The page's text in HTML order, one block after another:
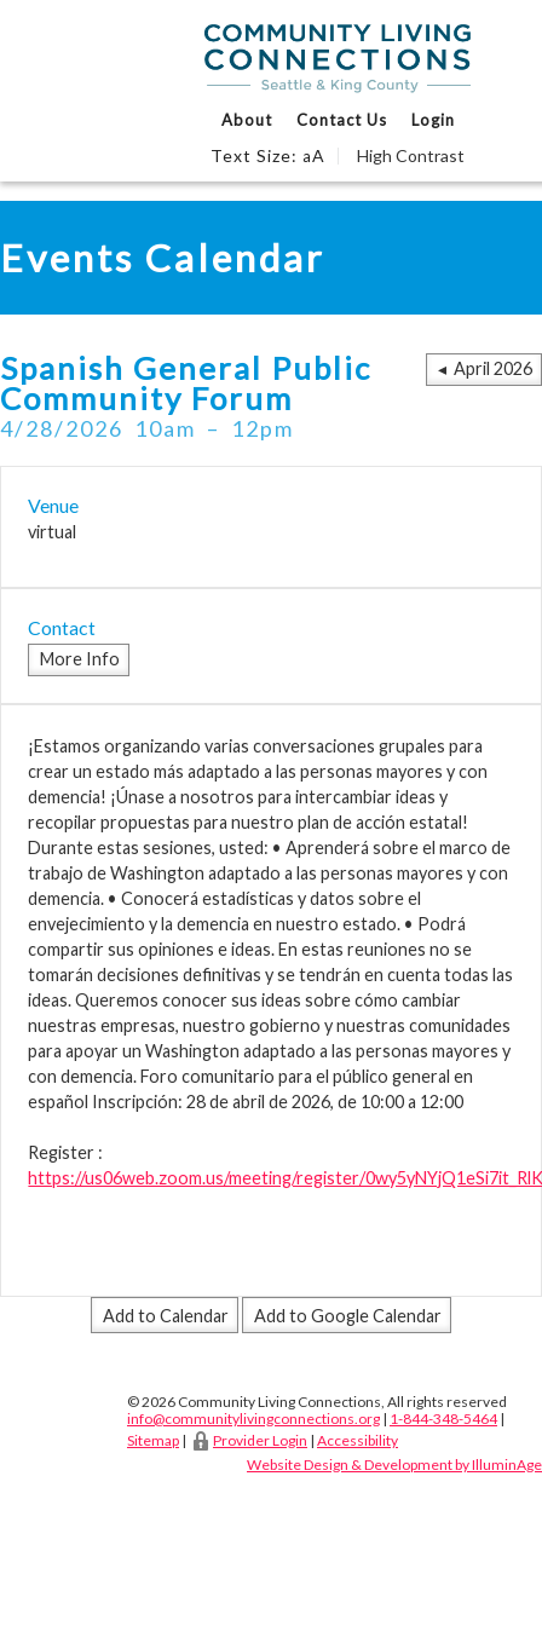
Skip
to
Accessibility
tools
About Contact Us Login
Text Size: aA High Contrast
Events Calendar
◂ April 2026
Spanish General Public
Community Forum
4/28/2026 10am 12pm
Venue
virtual
Contact
More Info
¡Estamos organizando varias conversaciones grupales para
crear un estado más adaptado a las personas mayores y con
demencia! ¡Únase a nosotros para intercambiar ideas y
recopilar propuestas para nuestro plan de acción estatal!
Durante estas sesiones, usted: • Aprenderá sobre el marco de
trabajo de Washington adaptado a las personas mayores y con
demencia. • Conocerá estadísticas y datos sobre el
envejecimiento y la demencia en nuestro estado. • Podrá
compartir sus opiniones e ideas. En estas reuniones no se
tomarán decisiones definitivas y se tendrán en cuenta todas las
ideas. Queremos conocer sus ideas sobre cómo cambiar
nuestras empresas, nuestro gobierno y nuestras comunidades
para apoyar un Washington adaptado a las personas mayores y
con demencia. Foro comunitario para el público general en
español Inscripción: 28 de abril de 2026, de 10:00 a 12:00
Register :
https://us06web.zoom.us/meeting/register/
Add to Calendar Add to Google Calendar
© 2026 Community Living Connections, All rights reserved
info@communitylivingconnections.org | 1-844-348-5464|
Sitemap | Provider Login | Accessibility
Website Design & Development by IlluminAge